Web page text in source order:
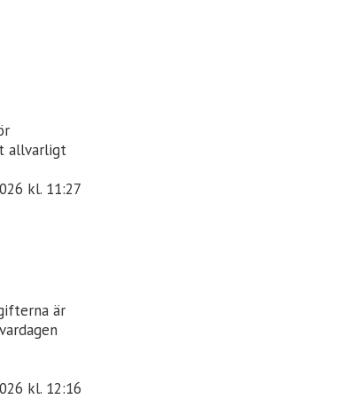
allvarligt
kl. 11:27
är
kl. 12:16